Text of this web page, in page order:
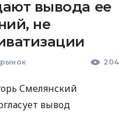
вывода ее
не
204
Смелянский
вывод